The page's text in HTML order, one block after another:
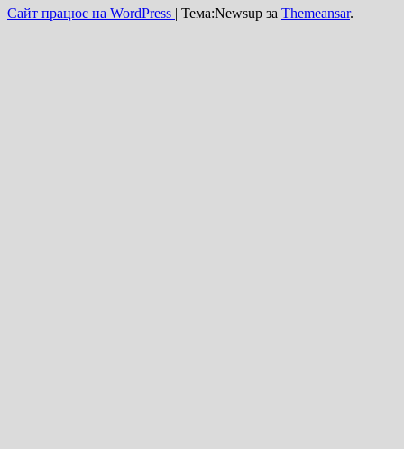
Сайт працює на WordPress | Тема:Newsup за Themeansar.